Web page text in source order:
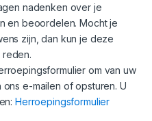
nadenken over je
en beoordelen. Mocht je
zijn, dan kun je deze
om van uw
e-mailen of opsturen. U
Herroepingsformulier